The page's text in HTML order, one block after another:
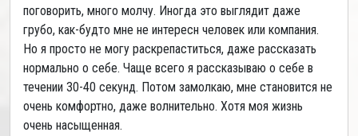
поговорить, много молчу. Иногда это выглядит даже
грубо, как-будто мне не интересн человек или компания.
Но я просто не могу раскрепаститься, даже рассказать
нормально о себе. Чаще всего я рассказываю о себе в
течении 30-40 секунд. Потом замолкаю, мне становится не
очень комфортно, даже волнительно. Хотя моя жизнь
очень насыщенная.